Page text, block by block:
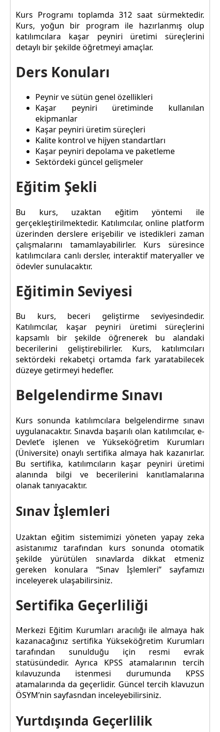
Kurs Programı toplamda 312 saat sürmektedir.
Kurs, yoğun bir program ile hazırlanmış olup
katılımcılara kaşar peyniri üretimi süreçlerini
detaylı bir şekilde öğretmeyi amaçlar.
Ders Konuları
Peynir ve sütün genel özellikleri
Kaşar peyniri üretiminde kullanılan
ekipmanlar
Kaşar peyniri üretim süreçleri
Kalite kontrol ve hijyen standartları
Kaşar peyniri depolama ve paketleme
Sektördeki güncel gelişmeler
Eğitim Şekli
Bu kurs, uzaktan eğitim yöntemi ile
gerçekleştirilmektedir. Katılımcılar, online platform
üzerinden derslere erişebilir ve istedikleri zaman
çalışmalarını tamamlayabilirler. Kurs süresince
katılımcılara canlı dersler, interaktif materyaller ve
ödevler sunulacaktır.
Eğitimin Seviyesi
Bu kurs, beceri geliştirme seviyesindedir.
Katılımcılar, kaşar peyniri üretimi süreçlerini
kapsamlı bir şekilde öğrenerek bu alandaki
becerilerini geliştirebilirler. Kurs, katılımcıları
sektördeki rekabetçi ortamda fark yaratabilecek
düzeye getirmeyi hedefler.
Belgelendirme Sınavı
Kurs sonunda katılımcılara belgelendirme sınavı
uygulanacaktır. Sınavda başarılı olan katılımcılar, e-
Devlet’e işlenen ve Yükseköğretim Kurumları
(Üniversite) onaylı sertifika almaya hak kazanırlar.
Bu sertifika, katılımcıların kaşar peyniri üretimi
alanında bilgi ve becerilerini kanıtlamalarına
olanak tanıyacaktır.
Sınav İşlemleri
Uzaktan eğitim sistemimizi yöneten yapay zeka
asistanımız tarafından kurs sonunda otomatik
şekilde yürütülen sınavlarda dikkat etmeniz
gereken konulara “Sınav İşlemleri” sayfamızı
inceleyerek ulaşabilirsiniz.
Sertifika Geçerliliği
Merkezi Eğitim Kurumları aracılığı ile almaya hak
kazanacağınız sertifika Yükseköğretim Kurumları
tarafından sunulduğu için resmi evrak
statüsündedir. Ayrıca KPSS atamalarının tercih
kılavuzunda istenmesi durumunda KPSS
atamalarında da geçerlidir. Güncel tercih klavuzun
ÖSYM’nin sayfasndan inceleyebilirsiniz.
Yurtdışında Geçerlilik